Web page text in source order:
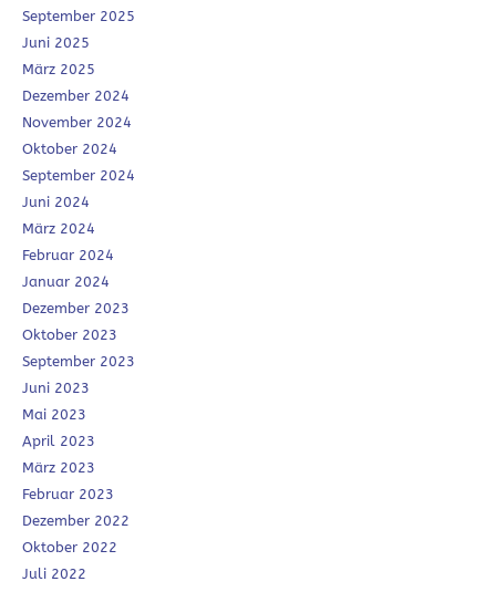
September 2025
Juni 2025
März 2025
Dezember 2024
November 2024
Oktober 2024
September 2024
Juni 2024
März 2024
Februar 2024
Januar 2024
Dezember 2023
Oktober 2023
September 2023
Juni 2023
Mai 2023
April 2023
März 2023
Februar 2023
Dezember 2022
Oktober 2022
Juli 2022